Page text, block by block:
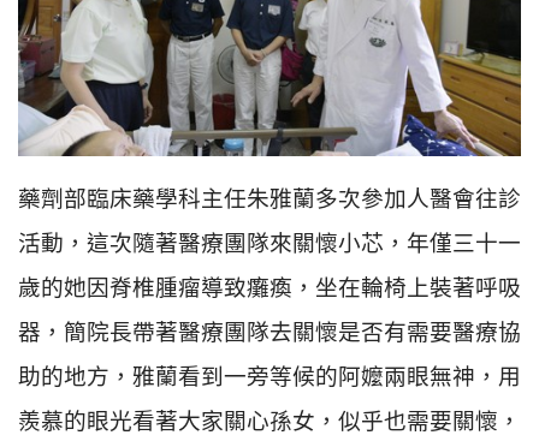
藥劑部臨床藥學科主任朱雅蘭多次參加人醫會往診
活動，這次隨著醫療團隊來關懷小芯，年僅三十一
歲的她因脊椎腫瘤導致癱瘓，坐在輪椅上裝著呼吸
器，簡院長帶著醫療團隊去關懷是否有需要醫療協
助的地方，雅蘭看到一旁等候的阿嬤兩眼無神，用
羨慕的眼光看著大家關心孫女，似乎也需要關懷，